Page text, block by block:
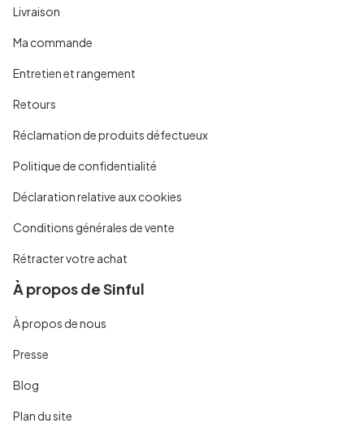
Livraison
Ma commande
Entretien et rangement
Retours
Réclamation de produits défectueux
Politique de confidentialité
Déclaration relative aux cookies
Conditions générales de vente
Rétracter votre achat
À propos de Sinful
À propos de nous
Presse
Blog
Plan du site